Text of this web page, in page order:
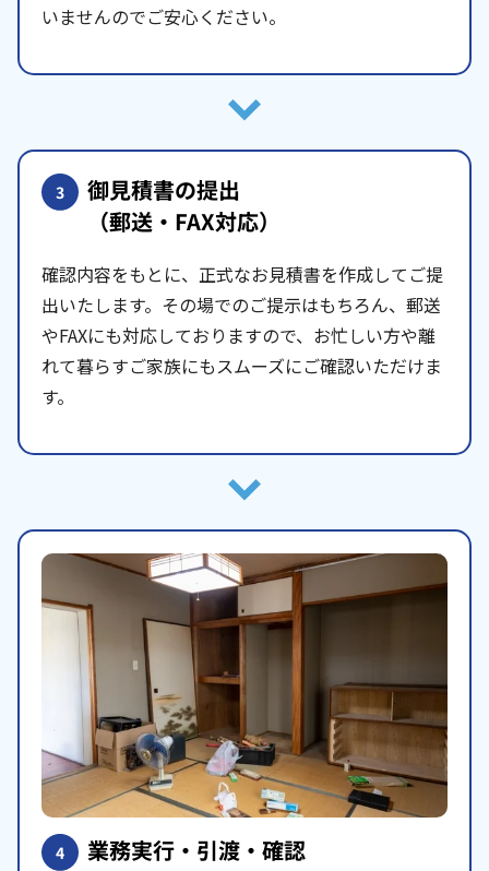
いませんのでご安心ください。
3 御見積書の提出
（郵送・FAX対応）
確認内容をもとに、正式なお見積書を作成してご提
出いたします。その場でのご提示はもちろん、郵送
やFAXにも対応しておりますので、お忙しい方や離
れて暮らすご家族にもスムーズにご確認いただけま
す。
4 業務実行・引渡・確認